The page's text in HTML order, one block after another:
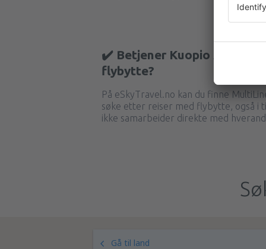
✔️ Betjener Kuopio Airport
flybytte?
På eSkyTravel.no kan du finne
søke etter reiser med flybytte, også i
ikke samarbeider direkte med
Gå til land